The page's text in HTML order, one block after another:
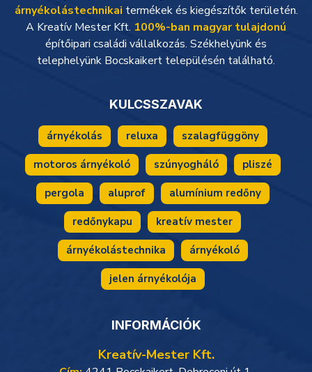
árnyékolástechnikai termékek és kiegészítők területén.
A Kreatív Mester Kft. 100%-ban magyar tulajdonú
építőipari családi vállalkozás. Székhelyünk és
telephelyünk Bocskaikert településén található.
KULCSSZAVAK
árnyékolás reluxa szalagfüggöny
motoros árnyékoló szúnyogháló pliszé
pergola aluprof alumínium redőny
redőnykapu kreatív mester
árnyékolástechnika árnyékoló
jelen árnyékolója
INFORMÁCIÓK
Kreatív-Mester Kft.